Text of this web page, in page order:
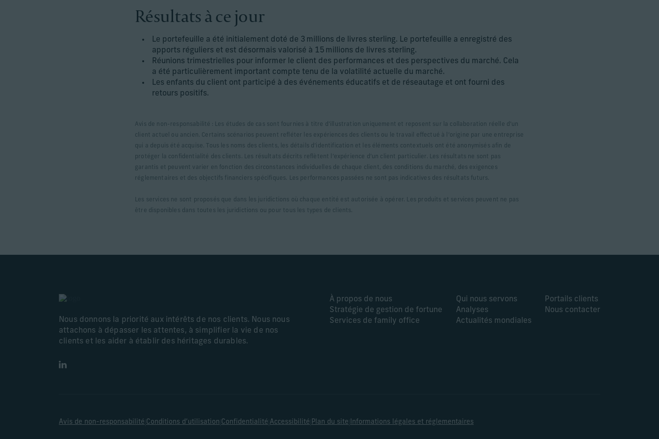
Résultats à ce jour
Le portefeuille a été initialement doté de 3 millions de livres sterling. Le portefeuille a enregistré des
apports réguliers et est désormais valorisé à 15 millions de livres sterling.
Réunions trimestrielles pour informer le client des performances et des perspectives du marché. Cela
a été particulièrement important compte tenu de la volatilité actuelle du marché.
Les enfants du client ont participé à des événements éducatifs et de réseautage et ont fourni des
retours positifs.
Avis de non-responsabilité : Les études de cas sont fournies à titre d’illustration uniquement et reposent sur la collaboration réelle d’un
client actuel ou ancien. Certains scénarios peuvent refléter les expériences des clients ou le travail effectué à l’origine par une entreprise
qui a depuis été acquise. Tous les noms des clients, les détails d’identification et les éléments contextuels ont été anonymisés afin de
protéger la confidentialité des clients. Les résultats décrits reflètent l’expérience d’un client particulier. Les résultats ne sont pas
garantis et peuvent varier en fonction des circonstances individuelles de chaque client, des conditions du marché, des exigences
réglementaires et des objectifs financiers spécifiques. Les performances passées ne sont pas indicatives des résultats futurs.
Les services ne sont proposés que dans les juridictions où chaque entité est autorisée à opérer. Les produits et services peuvent ne pas
être disponibles dans toutes les juridictions ou pour tous les types de clients.
Nous donnons la priorité aux intérêts de nos clients. Nous nous
attachons à dépasser les attentes, à simplifier la vie de nos
clients et les aider à établir des héritages durables.
LinkedIn
À propos de nous
Stratégie de gestion de fortune
Services de family office
Qui nous servons
Analyses
Actualités mondiales
Portails clients
Nous contacter
Avis de non-responsabilité Conditions d’utilisation Confidentialité Accessibilité Plan du site Informations légales et réglementaires